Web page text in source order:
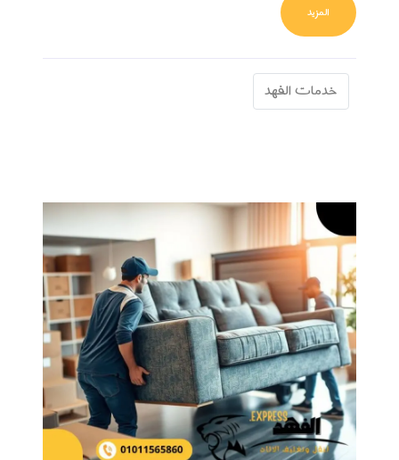
المزيدFROM دليل نقل الأثاث في 6 أكتوبر – الخدمات، تكلفة النقل، والونش للأدوار العليا
خدمات الفهد